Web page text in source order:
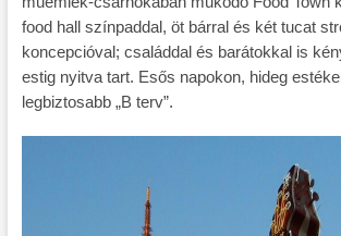
food hall színpaddal, öt bárral és két tucat
koncepcióval; családdal és barátokkal is
estig nyitva tart. Esős napokon, hideg
legbiztosabb „B terv”.